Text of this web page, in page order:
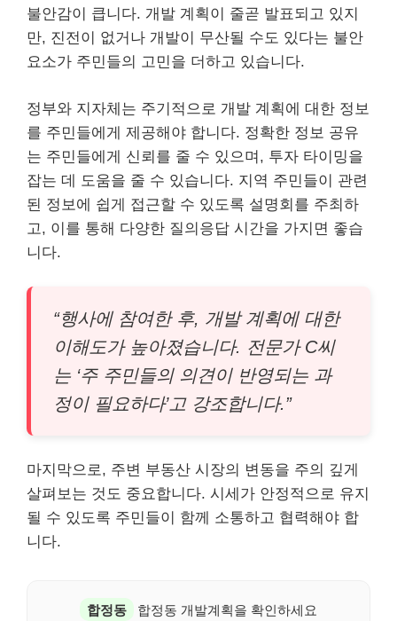
불안감이 큽니다. 개발 계획이 줄곧 발표되고 있지
만, 진전이 없거나 개발이 무산될 수도 있다는 불안
요소가 주민들의 고민을 더하고 있습니다.
정부와 지자체는 주기적으로 개발 계획에 대한 정보
를 주민들에게 제공해야 합니다. 정확한 정보 공유
는 주민들에게 신뢰를 줄 수 있으며, 투자 타이밍을
잡는 데 도움을 줄 수 있습니다. 지역 주민들이 관련
된 정보에 쉽게 접근할 수 있도록 설명회를 주최하
고, 이를 통해 다양한 질의응답 시간을 가지면 좋습
니다.
“행사에 참여한 후, 개발 계획에 대한
이해도가 높아졌습니다. 전문가 C씨
는 ‘주 주민들의 의견이 반영되는 과
정이 필요하다’고 강조합니다.”
마지막으로, 주변 부동산 시장의 변동을 주의 깊게
살펴보는 것도 중요합니다. 시세가 안정적으로 유지
될 수 있도록 주민들이 함께 소통하고 협력해야 합
니다.
합정동
합정동 개발계획을 확인하세요